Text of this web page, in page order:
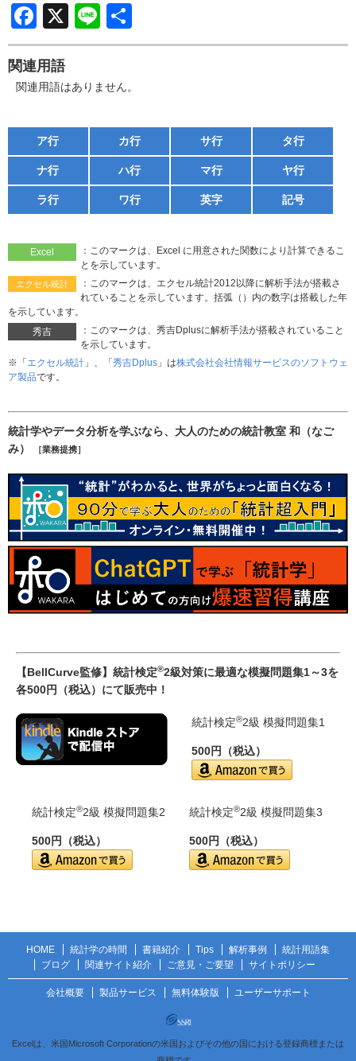
F
a
c
e
o
o
k
X
Li
n
有
関連用語
関連用語はありません。
ア行 カ行 サ行 タ行
ナ行 ハ行 マ行 ヤ行
ラ行 ワ行 英字 記号
Excel
：このマークは、Excel に用意された関数により計算できるこ
とを示しています。
エクセル統計
：このマークは、エクセル統計2012以降に解析手法が搭載さ
れていることを示しています。括弧（）内の数字は搭載した年
を示しています。
秀吉
：このマークは、秀吉Dplusに解析手法が搭載されていること
を示しています。
※「エクセル統計 」、「秀吉Dplus 」は株式会社会社情報サービスのソフトウェ
ア製品です。
統計学やデータ分析を学ぶなら、大人のための統計教室 和（なご
み）
［業務提携］
【BellCurve監修】統計検定®2級対策に最適な模擬問題集1～3を
各500円（税込）にて販売中！
統計検定®2級 模擬問題集1
500円（税込）
統計検定®2級 模擬問題集2
500円（税込）
統計検定®2級 模擬問題集3
500円（税込）
HOME 統計学の時間 書籍紹介 Tips 解析事例
統計用語集
ブログ
関連サイト紹介 ご意見・ご要望 サイトポリシー
会社概要 製品サービス 無料体験版 ユーザーサポート
Excelは、米国Microsoft Corporationの米国およびその他の国における登録商標または